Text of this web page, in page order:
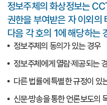
정보주체의 화상정보는
권한을 부여받은 자 이외의
다음 각 호의 1에 해당하는
정보주체의 동의가 있는 경우
정보주체에게 열람·제공되는
다른 법률에 특별한 규정이 있
신문·방송을 통한 언론보도의